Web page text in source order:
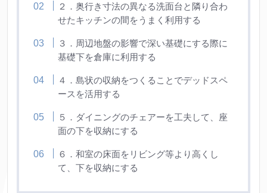
２．奥行き寸法の異なる洗面台と隣り合わ
せたキッチンの間をうまく利用する
３．周辺地盤の影響で深い基礎にする際に
基礎下を倉庫に利用する
４．島状の収納をつくることでデッドスペ
ースを活用する
５．ダイニングのチェアーを工夫して、座
面の下を収納にする
６．和室の床面をリビング等より高くし
て、下を収納にする